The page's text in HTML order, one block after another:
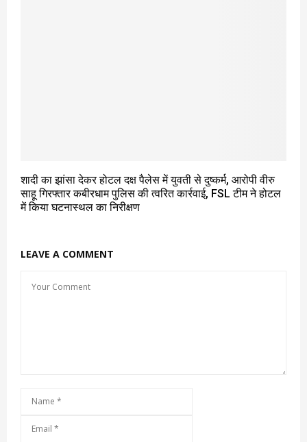
शादी का झांसा देकर होटल दक्ष पैलेस में युवती से दुष्कर्म, आरोपी वीरु
साहू गिरफ्तार कबीरधाम पुलिस की त्वरित कार्रवाई, FSL टीम ने होटल
में किया घटनास्थल का निरीक्षण
LEAVE A COMMENT